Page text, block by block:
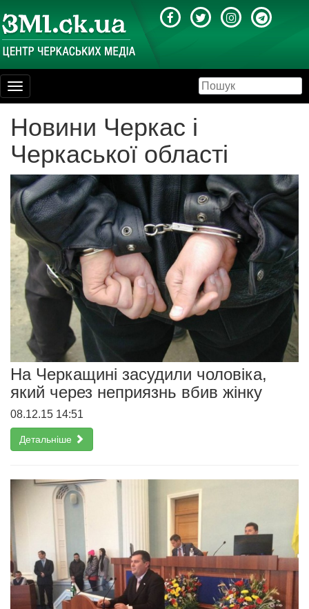
Toggle
navigation
Новини Черкас і
Черкаської області
На Черкащині засудили чоловіка,
який через неприязнь вбив жінку
08.12.15 14:51
Детальніше